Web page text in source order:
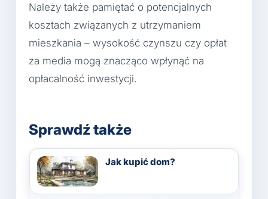
Należy także pamiętać o potencjalnych
kosztach związanych z utrzymaniem
mieszkania – wysokość czynszu czy opłat
za media mogą znacząco wpłynąć na
opłacalność inwestycji.
Sprawdź także
Jak kupić dom?